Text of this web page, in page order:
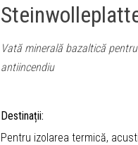
Vată minerală bazaltică
antiincendiu
Destinații:
Pentru izolarea termică,